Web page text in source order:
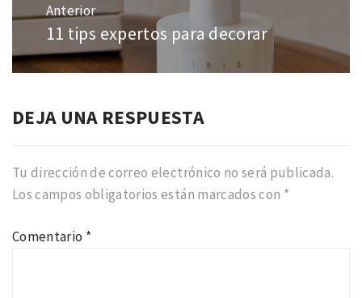
entradas
Anterior
Entrada
anterior:
11 tips expertos para decorar
DEJA UNA RESPUESTA
Tu dirección de correo electrónico no será publicada.
Los campos obligatorios están marcados con *
Comentario *